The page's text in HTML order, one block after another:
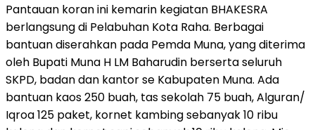
Pantauan koran ini kemarin kegiatan BHAKESRA
berlangsung di Pelabuhan Kota Raha. Berbagai
bantuan diserahkan pada Pemda Muna, yang diterima
oleh Bupati Muna H LM Baharudin berserta seluruh
SKPD, badan dan kantor se Kabupaten Muna. Ada
bantuan kaos 250 buah, tas sekolah 75 buah, Alguran/
Iqroa 125 paket, kornet kambing sebanyak 10 ribu